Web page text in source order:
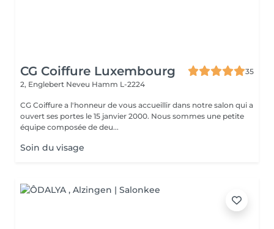
CG Coiffure Luxembourg
35
2, Englebert Neveu Hamm L-2224
CG Coiffure a l'honneur de vous accueillir dans notre salon qui a
ouvert ses portes le 15 janvier 2000. Nous sommes une petite
équipe composée de deu...
Soin du visage